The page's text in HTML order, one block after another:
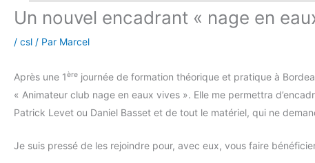
Un nouvel encadrant « nage en
/ csl / Par Marcel
Après une 1ère journée de formation théorique et pratique à
« Animateur club nage en eaux vives ». Elle me permettra
Patrick Levet ou Daniel Basset et de tout le matériel, qui ne
Je suis pressé de les rejoindre pour, avec eux, vous faire